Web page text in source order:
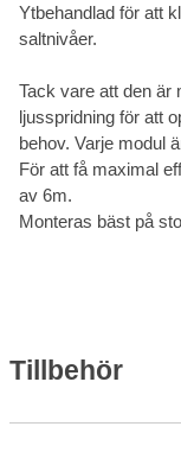
Ytbehandlad för att
saltnivåer.
Tack vare att den är
ljusspridning för att
behov. Varje modul
För att få maximal
av 6m.
Monteras bäst på
Tillbehör